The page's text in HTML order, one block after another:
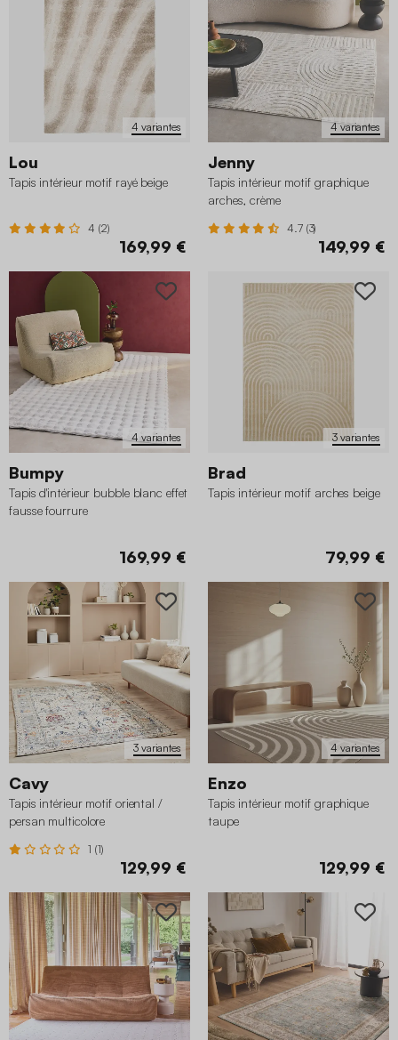
4 variantes
Lou
Tapis intérieur motif rayé beige
4 (2)
169,99 €
4 variantes
Jenny
Tapis intérieur motif graphique
arches, crème
4.7 (3)
149,99 €
4 variantes
Bumpy
Tapis d'intérieur bubble blanc effet
fausse fourrure
169,99 €
3 variantes
Brad
Tapis intérieur motif arches beige
79,99 €
3 variantes
Cavy
Tapis intérieur motif oriental /
persan multicolore
1 (1)
129,99 €
4 variantes
Enzo
Tapis intérieur motif graphique
taupe
129,99 €